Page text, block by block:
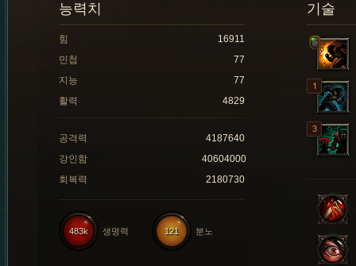
기술
능력치
힘
16911
민첩
77
지능
77
활력
4829
공격력
4187640
강인함
40604000
회복력
2180730
121 분노
483k 생명력